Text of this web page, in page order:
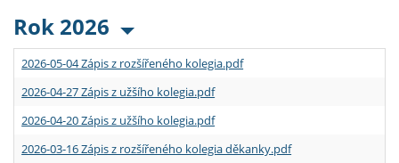
Rok 2026
2026-05-04 Zápis z rozšířeného kolegia.pdf
2026-04-27 Zápis z užšího kolegia.pdf
2026-04-20 Zápis z užšího kolegia.pdf
2026-03-16 Zápis z rozšířeného kolegia děkanky.pdf